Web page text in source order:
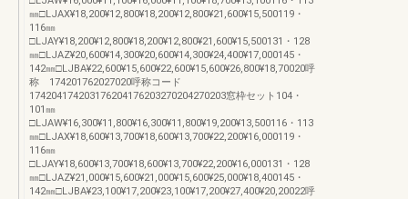
㎜□LJAX¥18,200¥12,800¥18,200¥12,800¥21,600¥15,500119・
116㎜
□LJAY¥18,200¥12,800¥18,200¥12,800¥21,600¥15,500131・128
㎜□LJAZ¥20,600¥14,300¥20,600¥14,300¥24,400¥17,000145・
142㎜□LJBA¥22,600¥15,600¥22,600¥15,600¥26,800¥18,70020呼
称 174201762027020呼称コード
174204174203176204176203270204270203窓枠セット104・
101㎜
□LJAW¥16,300¥11,800¥16,300¥11,800¥19,200¥13,500116・113
㎜□LJAX¥18,600¥13,700¥18,600¥13,700¥22,200¥16,000119・
116㎜
□LJAY¥18,600¥13,700¥18,600¥13,700¥22,200¥16,000131・128
㎜□LJAZ¥21,000¥15,600¥21,000¥15,600¥25,000¥18,400145・
142㎜□LJBA¥23,100¥17,200¥23,100¥17,200¥27,400¥20,20022呼